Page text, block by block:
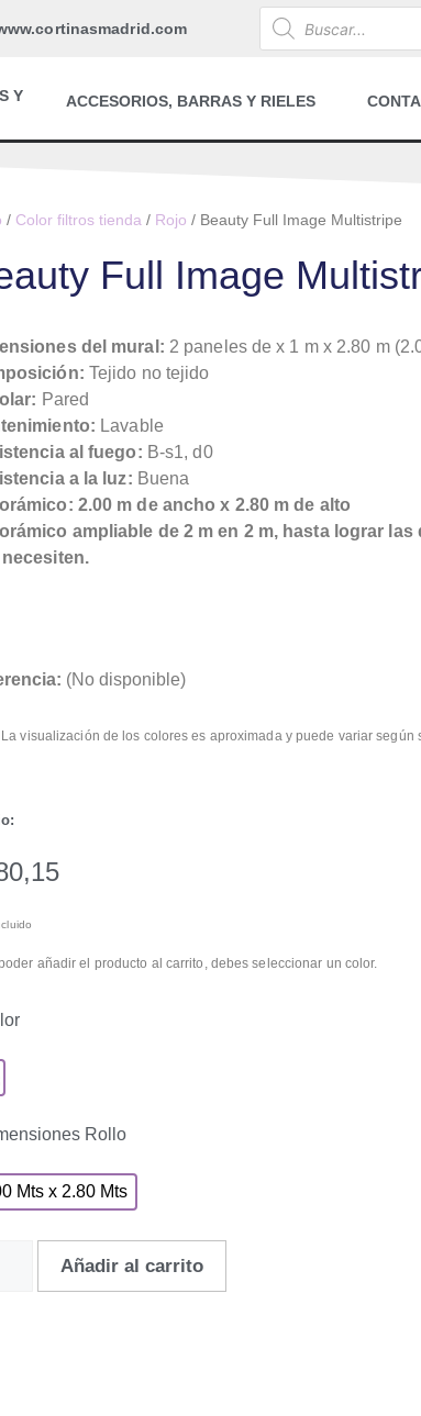
Y
ACCESORIOS, BARRAS Y RIELES
/ Color filtros tienda / Rojo / Beauty Full Image Multistripe
Full Image
del mural: 2 paneles de x 1 m x 2.80 m
Tejido no tejido
Pared
Lavable
al fuego: B-s1, d0
a la luz: Buena
2.00 m de ancho x 2.80 m de alto
ampliable de 2 m en 2 m, hasta lograr
(No disponible)
La visualización de los colores es aproximada y puede variar según
añadir el producto al carrito, debes seleccionar un color.
Rollo
Mts x 2.80 Mts
Añadir al carrito